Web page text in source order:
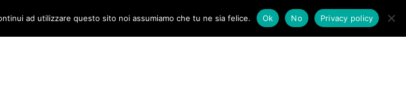
Facebook
X Instagram
AccediUn articolo a caso
Barra laterale
ad utilizzare questo sito noi assumiamo che tu ne sia felice. Ok No Privacy policy